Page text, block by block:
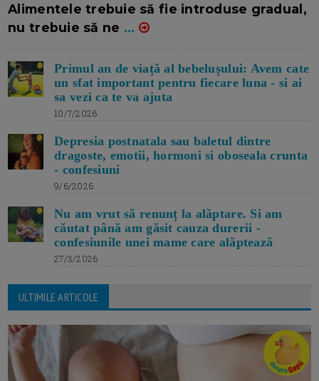
Alimentele trebuie să fie introduse gradual,
nu trebuie să ne ...
Primul an de viață al bebelușului: Avem cate
un sfat important pentru fiecare luna - si ai
sa vezi ca te va ajuta
10/7/2026
Depresia postnatala sau baletul dintre
dragoste, emotii, hormoni si oboseala crunta
- confesiuni
9/6/2026
Nu am vrut să renunț la alăptare. Si am
căutat până am găsit cauza durerii -
confesiunile unei mame care alăptează
27/3/2026
ULTIMILE ARTICOLE